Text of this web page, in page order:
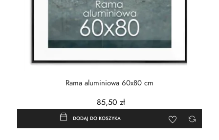
Rama aluminiowa 60x80 cm
85,50 zł
DODAJ DO KOSZYKA